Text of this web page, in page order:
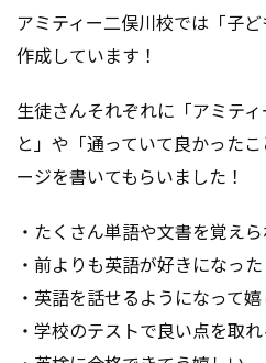
アミティー二俣川校では「子
作成しています！
生徒さんそれぞれに「アミテ
と」や「通っていて良かった
ージを書いてもらいました！
・たくさん単語や文書を覚え
・前よりも英語が好きになった
・英語を話せるようになって
・学校のテストで良い点を取